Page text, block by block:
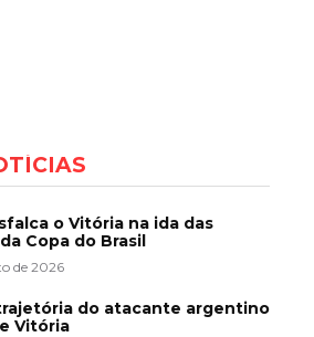
o Vitória na ida das
Copa do Brasil
de 2026
do atacante argentino
Vitória